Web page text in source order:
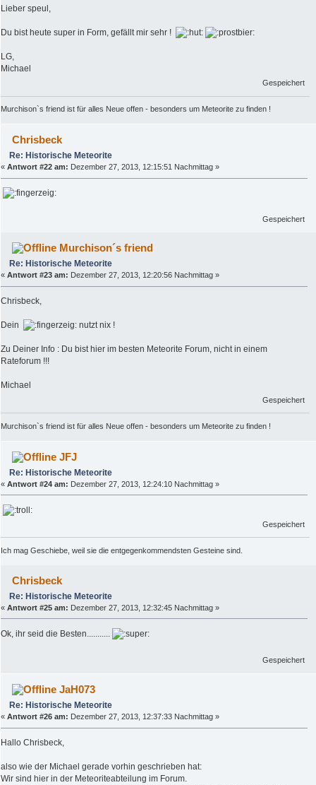
Lieber speul,
Du bist heute super in Form, gefällt mir sehr !
LG,
Michael
Gespeichert
Murchison`s friend ist für alles Neue offen - besonders um Meteorite zu finden !
Chrisbeck
Re: Historische Meteorite
« Antwort #22 am: Dezember 27, 2013, 12:15:51 Nachmittag »
Gespeichert
Murchison´s friend
Re: Historische Meteorite
« Antwort #23 am: Dezember 27, 2013, 12:20:56 Nachmittag »
Chrisbeck,
Dein nutzt nix !
Zu Deiner Info : Du bist hier im besten Meteorite Forum, nicht in einem
Rateforum !!!
Michael
Gespeichert
Murchison`s friend ist für alles Neue offen - besonders um Meteorite zu finden !
JFJ
Re: Historische Meteorite
« Antwort #24 am: Dezember 27, 2013, 12:24:10 Nachmittag »
Gespeichert
Ich mag Geschiebe, weil sie die entgegenkommendsten Gesteine sind.
Chrisbeck
Re: Historische Meteorite
« Antwort #25 am: Dezember 27, 2013, 12:32:45 Nachmittag »
Ok, ihr seid die Besten...........
Gespeichert
JaH073
Re: Historische Meteorite
« Antwort #26 am: Dezember 27, 2013, 12:37:33 Nachmittag »
Hallo Chrisbeck,
also wie der Michael gerade vorhin geschrieben hat:
Wir sind hier in der Meteoriteabteilung im Forum.